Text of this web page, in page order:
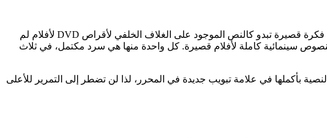
أفكار قصص الرعب متوفرة في كل مكان على الإنترنت، لكنها تقريبًا لا تكون أي منها جاهزة للتصوير. القوائم المعتادة تلقي مائة فكرة قصيرة تبدو كالنص الموجود على الغلاف الخلفي لأقراص DVD لأفلام لم
منها إلى فيلم قصير مكتمل. فيما يلي 12 فكرة لقصص رعب مكتوبة كنصوص سينمائية كاملة لأفلام قصيرة. كل واحدة منها هي سرد مكتمل، في ثلاث
بأكملها في علامة تبويب جديدة في المحرر، لذا لن تضطر إلى التمرير للأعلى